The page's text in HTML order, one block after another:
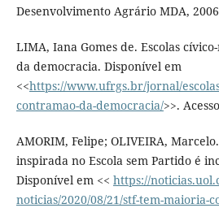
Desenvolvimento Agrário MDA,
LIMA, Iana Gomes de. Escolas
da democracia. Disponível em
<<https://www.ufrgs.br/jornal/
contramao-da-democracia/>>.
AMORIM, Felipe; OLIVEIRA,
inspirada no Escola sem Partido é
Disponível em << https://
noticias/2020/08/21/stf-tem-maioria-